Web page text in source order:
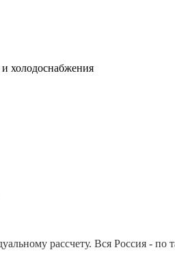
холодоснабжения
рассчету. Вся Россия - по